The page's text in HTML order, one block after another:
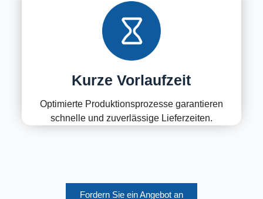
Kurze Vorlaufzeit
Optimierte Produktionsprozesse garantieren
schnelle und zuverlässige Lieferzeiten.
Fordern Sie ein Angebot an